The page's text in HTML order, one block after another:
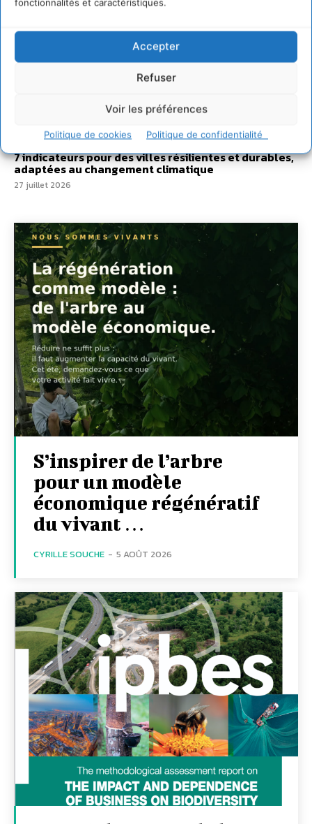
Accepter
Refuser
Voir les préférences
Politique de cookies Politique de confidentialité
Développer notre attention aux espèces vivantes
30 juillet 2026
Un kit citoyen pour lever les freins au
développement des forêts comestibles dans nos
L’éco-anxiété informe et l’éco-lucidité transforme
28 juillet 2026
7 indicateurs pour des villes résilientes et durables,
adaptées au changement climatique
27 juillet 2026
S’inspirer de l’arbre
pour un modèle
économique régénératif
du vivant …
CYRILLE SOUCHE - 5 AOÛT 2026